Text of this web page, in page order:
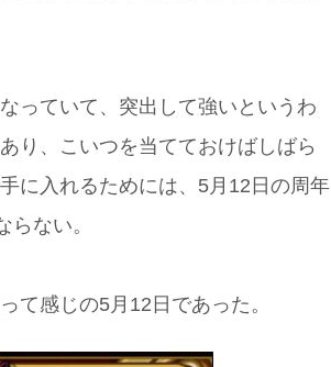
っていて、突出して強いというわ
り、こいつを当てておけばしばら
に入れるためには、5月12日の周年
ない。
て感じの5月12日であった。